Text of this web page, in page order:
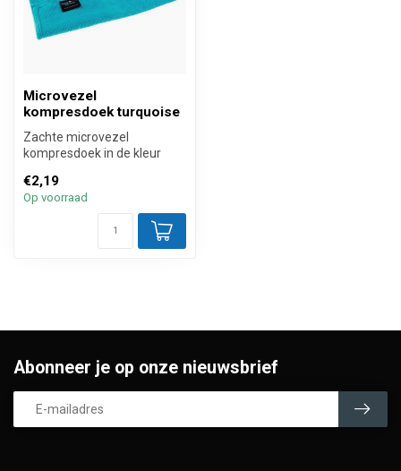
Microvezel
kompresdoek turquoise
Zachte microvezel
kompresdoek in de kleur
perfect om...
€2,19
Op voorraad
Abonneer je op onze nieuwsbrief